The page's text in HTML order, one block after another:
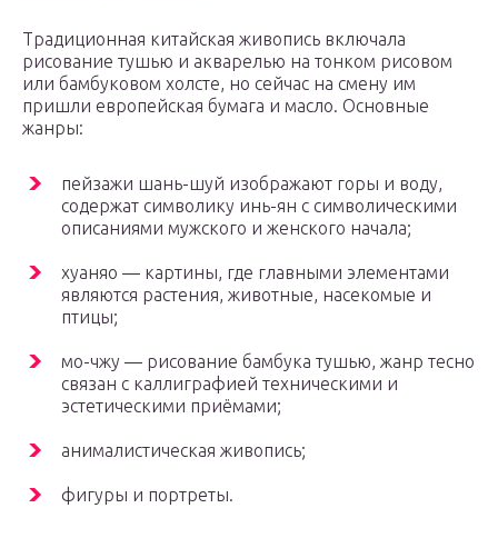
Традиционная китайская живопись включала
рисование тушью и акварелью на тонком рисовом
или бамбуковом холсте, но сейчас на смену им
пришли европейская бумага и масло. Основные
жанры:
пейзажи шань-шуй изображают горы и воду,
содержат символику инь-ян с символическими
описаниями мужского и женского начала;
хуаняо — картины, где главными элементами
являются растения, животные, насекомые и
птицы;
мо-чжу — рисование бамбука тушью, жанр тесно
связан с каллиграфией техническими и
эстетическими приёмами;
анималистическая живопись;
фигуры и портреты.